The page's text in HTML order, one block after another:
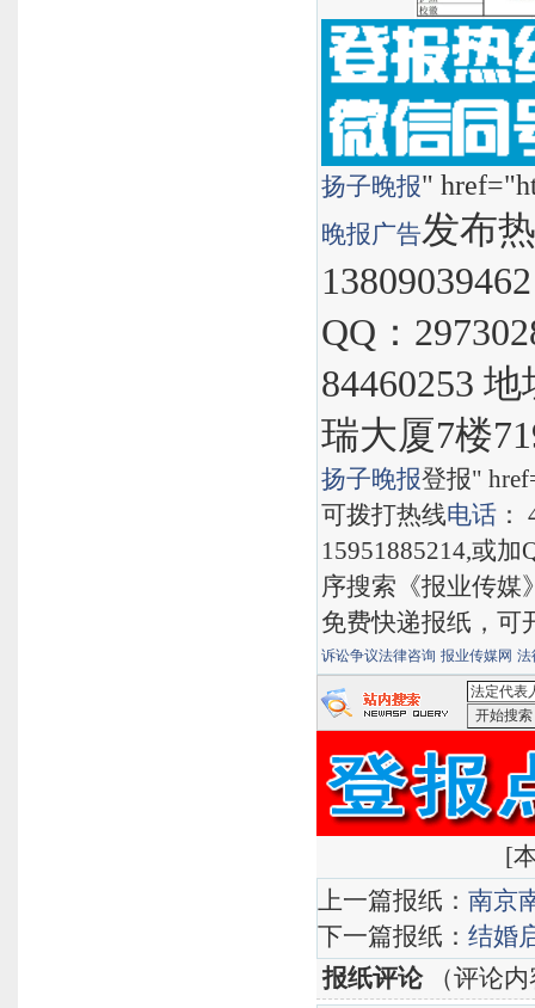
扬子晚报"
晚报广告发布
QQ：
84460253
瑞大厦7楼
扬子晚报登报"
可拨打热线电话
15951885214,或
序搜索《报业传媒
免费快递报纸，可
诉讼争议法律咨询 报业传媒网 法
有道搜索
[
上一篇报纸： 南京
下一篇报纸： 结婚
报纸评论（评论内